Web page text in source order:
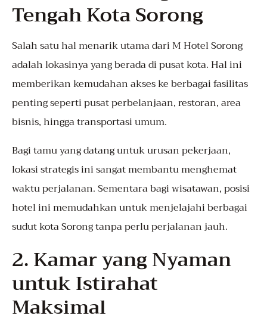
Tengah Kota Sorong
Salah satu hal menarik utama dari M Hotel Sorong
adalah lokasinya yang berada di pusat kota. Hal ini
memberikan kemudahan akses ke berbagai fasilitas
penting seperti pusat perbelanjaan, restoran, area
bisnis, hingga transportasi umum.
Bagi tamu yang datang untuk urusan pekerjaan,
lokasi strategis ini sangat membantu menghemat
waktu perjalanan. Sementara bagi wisatawan, posisi
hotel ini memudahkan untuk menjelajahi berbagai
sudut kota Sorong tanpa perlu perjalanan jauh.
2. Kamar yang Nyaman
untuk Istirahat
Maksimal